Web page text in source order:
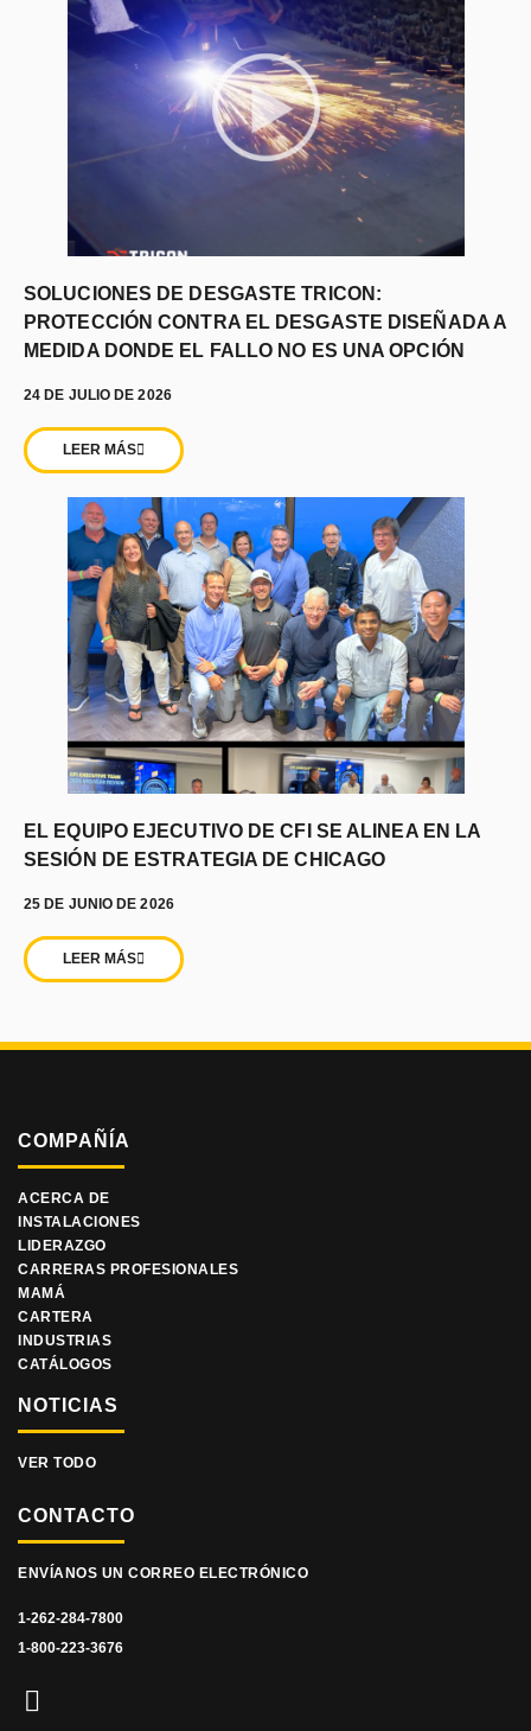
SOLUCIONES DE DESGASTE TRICON:
PROTECCIÓN CONTRA EL DESGASTE DISEÑADA A
MEDIDA DONDE EL FALLO NO ES UNA OPCIÓN
24 DE JULIO DE 2026
LEER MÁS
EL EQUIPO EJECUTIVO DE CFI SE ALINEA EN LA
SESIÓN DE ESTRATEGIA DE CHICAGO
25 DE JUNIO DE 2026
LEER MÁS
COMPAÑÍA
ACERCA DE
INSTALACIONES
LIDERAZGO
CARRERAS PROFESIONALES
MAMÁ
CARTERA
INDUSTRIAS
CATÁLOGOS
NOTICIAS
VER TODO
CONTACTO
ENVÍANOS UN CORREO ELECTRÓNICO
1-262-284-7800
1-800-223-3676